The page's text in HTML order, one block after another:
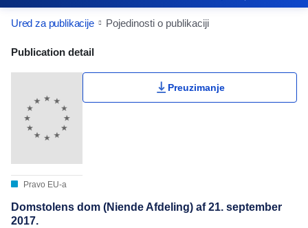
Ured za publikacije Pojedinosti o publikaciji
Publication Detail Actions Portlet
Publication detail
Pravo EU-a
Preuzimanje
Domstolens dom (Niende Afdeling) af 21. september
2017.